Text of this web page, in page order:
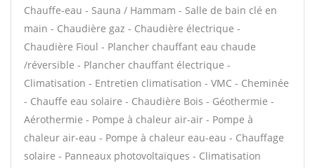
Chauffe-eau - Sauna / Hammam - Salle de bain clé en
main - Chaudière gaz - Chaudière électrique -
Chaudière Fioul - Plancher chauffant eau chaude
/réversible - Plancher chauffant électrique -
Climatisation - Entretien climatisation - VMC - Cheminée
- Chauffe eau solaire - Chaudière Bois - Géothermie -
Aérothermie - Pompe à chaleur air-air - Pompe à
chaleur air-eau - Pompe à chaleur eau-eau - Chauffage
solaire - Panneaux photovoltaïques - Climatisation